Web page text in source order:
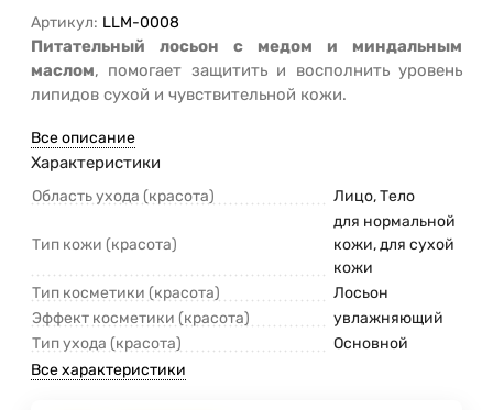
Артикул: LLM-0008
Питательный лосьон с медом и миндальным
маслом, помогает защитить и восполнить уровень
липидов сухой и чувствительной кожи.
Все описание
Характеристики
Область ухода (красота) Лицо, Тело
Тип кожи (красота)
для нормальной
кожи, для сухой
кожи
Тип косметики (красота)
Лосьон
Эффект косметики (красота)
увлажняющий
Тип ухода (красота)
Основной
Все характеристики